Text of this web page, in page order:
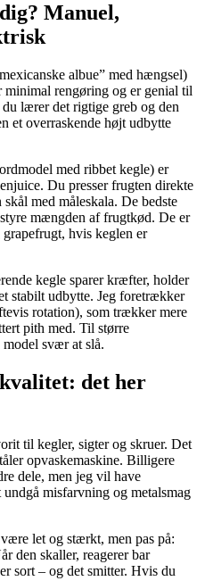
Manuel,
albue” med hængsel)
rengøring og er genial til
lærer det rigtige greb og den
et overraskende højt udbytte
med ribbet kegle) er
Du presser frugten direkte
med måleskala. De bedste
mængden af frugtkød. De er
hvis keglen er
kegle sparer kræfter, holder
stabilt udbytte. Jeg foretrækker
rotation), som trækker mere
pith med. Til større
svær at slå.
det her
til kegler, sigter og skruer. Det
opvaskemaskine. Billigere
dele, men jeg vil have
misfarvning og metalsmag
let og stærkt, men pas på:
den skaller, reagerer bar
sort – og det smitter. Hvis du